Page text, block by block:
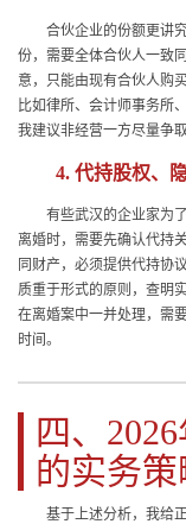
合伙企业的份额更讲
份，需要全体合伙人一致
意，只能由现有合伙人购
比如律所、会计师事务所
我建议非经营一方尽量争
4. 代持股权、
有些武汉的企业家为
离婚时，需要先确认代持
同财产，必须提供代持协
质重于形式的原则，查明
在离婚案中一并处理，需
时间。
四、
的实务
基于上述分析，我给